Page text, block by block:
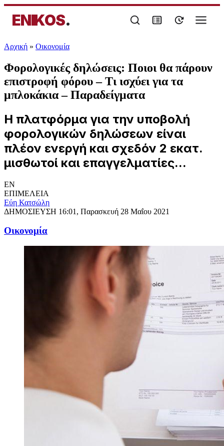
ENIKOS.
Αρχική » Oικονομία
Φορολογικές δηλώσεις: Ποιοι θα πάρουν
επιστροφή φόρου – Τι ισχύει για τα
μπλοκάκια – Παραδείγματα
Η πλατφόρμα για την υποβολή
φορολογικών δηλώσεων είναι
πλέον ενεργή και σχεδόν 2 εκατ.
μισθωτοί και επαγγελματίες...
EN
ΕΠΙΜΕΛΕΙΑ
Εύη Κατσώλη
ΔΗΜΟΣΙΕΥΣΗ 16:01, Παρασκευή 28 Μαΐου 2021
Oικονομία